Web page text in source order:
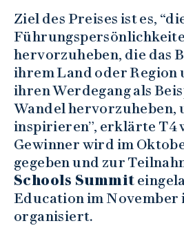
Ziel des Preises ist es,
hervorzuheben, die das
ihrem Land oder Region
ihren Werdegang als
Wandel hervorzuheben,
inspirieren”, erklärte T4
Gewinner wird im
gegeben und zur
Schools Summit
Education im November
organisiert.